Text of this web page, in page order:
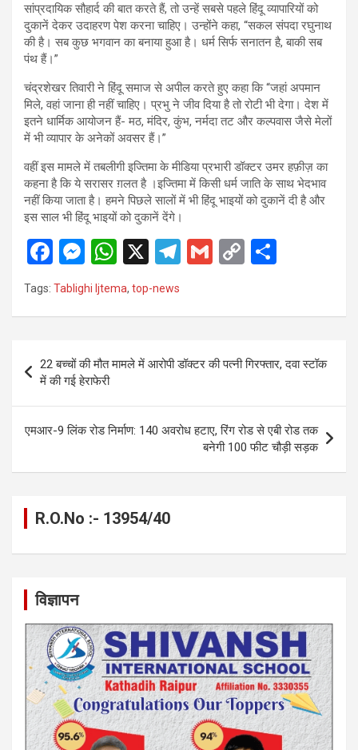
सांप्रदायिक सौहार्द की बात करते हैं, तो उन्हें सबसे पहले हिंदू व्यापारियों को
दुकानें देकर उदाहरण पेश करना चाहिए। उन्होंने कहा, “सकल संपदा रघुनाथ
की है। सब कुछ भगवान का बनाया हुआ है। धर्म सिर्फ सनातन है, बाकी सब
पंथ हैं।”
चंद्रशेखर तिवारी ने हिंदू समाज से अपील करते हुए कहा कि “जहां अपमान
मिले, वहां जाना ही नहीं चाहिए। प्रभु ने जीव दिया है तो रोटी भी देगा। देश में
इतने धार्मिक आयोजन हैं- मठ, मंदिर, कुंभ, नर्मदा तट और कल्पवास जैसे मेलों
में भी व्यापार के अनेकों अवसर हैं।”
वहीं इस मामले में तबलीगी इज्तिमा के मीडिया प्रभारी डॉक्टर उमर हफ़ीज़ का
कहना है कि ये सरासर ग़लत है ।इज्तिमा में किसी धर्म जाति के साथ भेदभाव
नहीं किया जाता है। हमने पिछले सालों में भी हिंदू भाइयों को दुकानें दी है और
इस साल भी हिंदू भाइयों को दुकानें देंगे।
F
a
ce
o
o
k
M
es
se
g
er
W
at
A
p
X
T
a
G
C
n
Tags: Tablighi Ijtema, top-news
navigation
22 बच्चों की मौत मामले में आरोपी डॉक्टर की पत्नी गिरफ्तार, दवा स्टॉक
में की गई हेराफेरी
एमआर-9 लिंक रोड निर्माण: 140 अवरोध हटाए, रिंग रोड से एबी रोड तक
बनेगी 100 फीट चौड़ी सड़क
R.O.No :- 13954/40
विज्ञापन